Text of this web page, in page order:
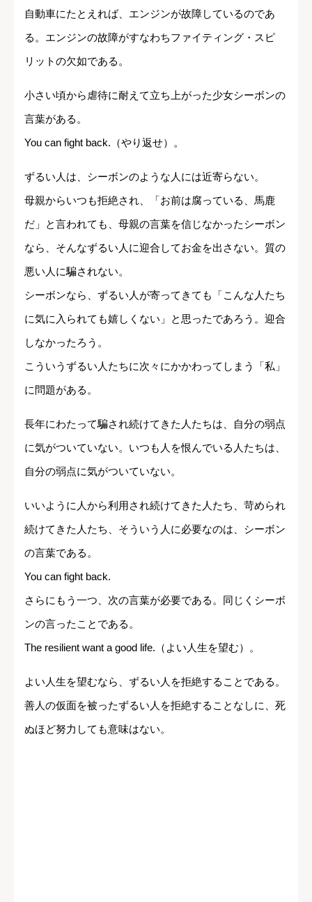
自動車にたとえれば、エンジンが故障しているのであ
る。エンジンの故障がすなわちファイティング・スピ
リットの欠如である。
小さい頃から虐待に耐えて立ち上がった少女シーボンの
言葉がある。
You can fight back.（やり返せ）。
ずるい人は、シーボンのような人には近寄らない。
母親からいつも拒絶され、「お前は腐っている、馬鹿
だ」と言われても、母親の言葉を信じなかったシーボン
なら、そんなずるい人に迎合してお金を出さない。質の
悪い人に騙されない。
シーボンなら、ずるい人が寄ってきても「こんな人たち
に気に入られても嬉しくない」と思ったであろう。迎合
しなかったろう。
こういうずるい人たちに次々にかかわってしまう「私」
に問題がある。
長年にわたって騙され続けてきた人たちは、自分の弱点
に気がついていない。いつも人を恨んでいる人たちは、
自分の弱点に気がついていない。
いいように人から利用され続けてきた人たち、苛められ
続けてきた人たち、そういう人に必要なのは、シーボン
の言葉である。
You can fight back.
さらにもう一つ、次の言葉が必要である。同じくシーボ
ンの言ったことである。
The resilient want a good life.（よい人生を望む）。
よい人生を望むなら、ずるい人を拒絶することである。
善人の仮面を被ったずるい人を拒絶することなしに、死
ぬほど努力しても意味はない。